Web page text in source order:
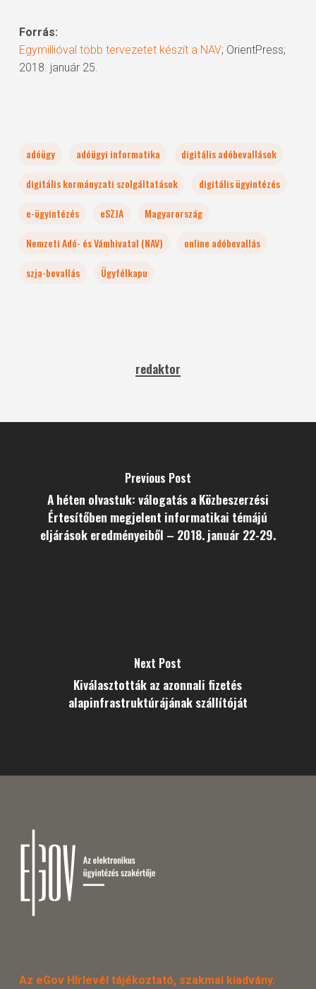
Forrás:
Egymillióval több tervezetet készít a NAV; OrientPress;
2018. január 25.
adóügy adóügyi informatika
digitális adóbevallások
digitális kormányzati szolgáltatások
digitális ügyintézés
e-ügyintézés
eSZJA
Magyarország
Nemzeti Adó- és Vámhivatal (NAV)
online adóbevallás
szja-bevallás
Ügyfélkapu
redaktor
Previous Post
A héten olvastuk: válogatás a Közbeszerzési
Értesítőben megjelent informatikai témájú
eljárások eredményeiből – 2018. január 22-29.
Next Post
Kiválasztották az azonnali fizetés
alapinfrastruktúrájának szállítóját
Az eGov Hírlevél tájékoztató, szakmai kiadvány.